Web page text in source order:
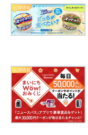
お得情報
お得情報